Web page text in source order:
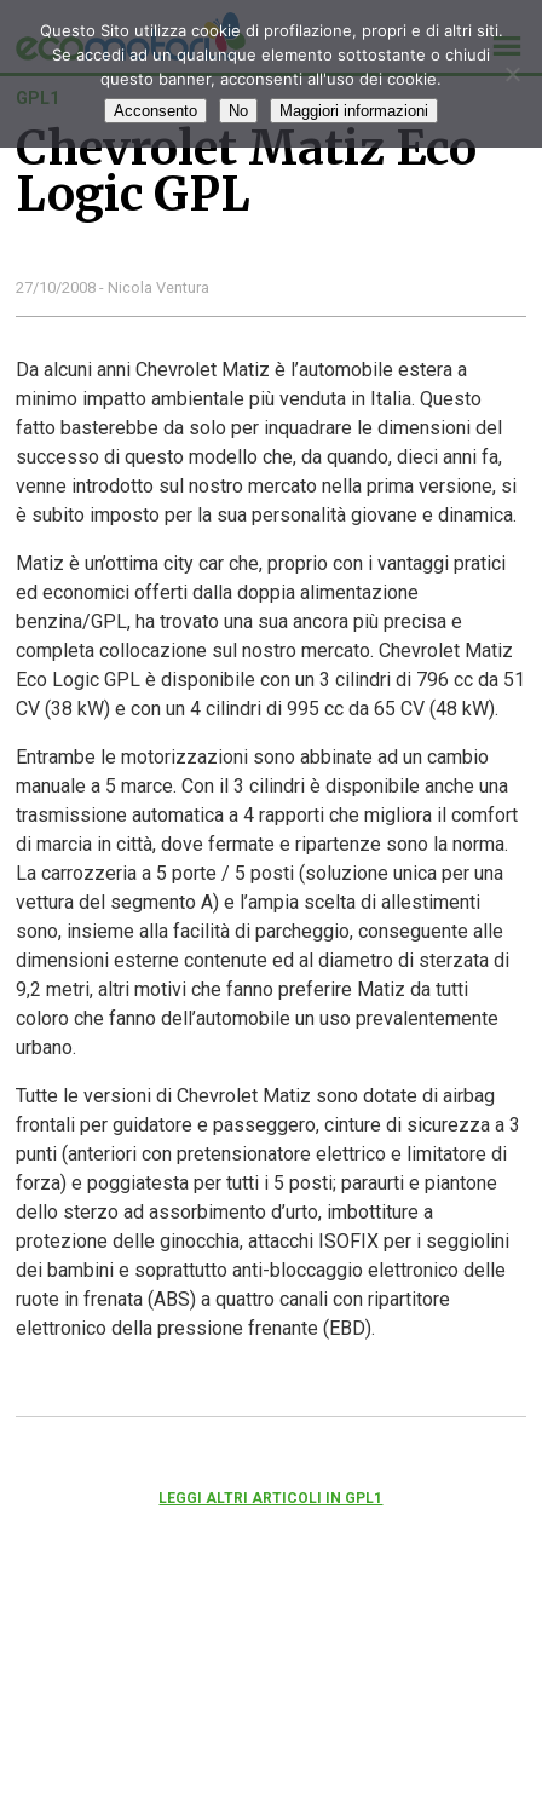
GPL1
Chevrolet Matiz Eco
Logic GPL
27/10/2008 - Nicola Ventura
Da alcuni anni Chevrolet Matiz è l’automobile estera a
minimo impatto ambientale più venduta in Italia. Questo
fatto basterebbe da solo per inquadrare le dimensioni del
successo di questo modello che, da quando, dieci anni fa,
venne introdotto sul nostro mercato nella prima versione, si
è subito imposto per la sua personalità giovane e dinamica.
Matiz è un’ottima city car che, proprio con i vantaggi pratici
ed economici offerti dalla doppia alimentazione
benzina/GPL, ha trovato una sua ancora più precisa e
completa collocazione sul nostro mercato. Chevrolet Matiz
Eco Logic GPL è disponibile con un 3 cilindri di 796 cc da 51
CV (38 kW) e con un 4 cilindri di 995 cc da 65 CV (48 kW).
Entrambe le motorizzazioni sono abbinate ad un cambio
manuale a 5 marce. Con il 3 cilindri è disponibile anche una
trasmissione automatica a 4 rapporti che migliora il comfort
di marcia in città, dove fermate e ripartenze sono la norma.
La carrozzeria a 5 porte / 5 posti (soluzione unica per una
vettura del segmento A) e l’ampia scelta di allestimenti
sono, insieme alla facilità di parcheggio, conseguente alle
dimensioni esterne contenute ed al diametro di sterzata di
9,2 metri, altri motivi che fanno preferire Matiz da tutti
coloro che fanno dell’automobile un uso prevalentemente
urbano.
Tutte le versioni di Chevrolet Matiz sono dotate di airbag
frontali per guidatore e passeggero, cinture di sicurezza a 3
punti (anteriori con pretensionatore elettrico e limitatore di
forza) e poggiatesta per tutti i 5 posti; paraurti e piantone
dello sterzo ad assorbimento d’urto, imbottiture a
protezione delle ginocchia, attacchi ISOFIX per i seggiolini
dei bambini e soprattutto anti-bloccaggio elettronico delle
ruote in frenata (ABS) a quattro canali con ripartitore
elettronico della pressione frenante (EBD).
LEGGI ALTRI ARTICOLI IN GPL1
Questo Sito utilizza cookie di profilazione, propri e di altri siti.
Se accedi ad un qualunque elemento sottostante o chiudi
questo banner, acconsenti all'uso dei cookie.
Acconsento No Maggiori informazioni